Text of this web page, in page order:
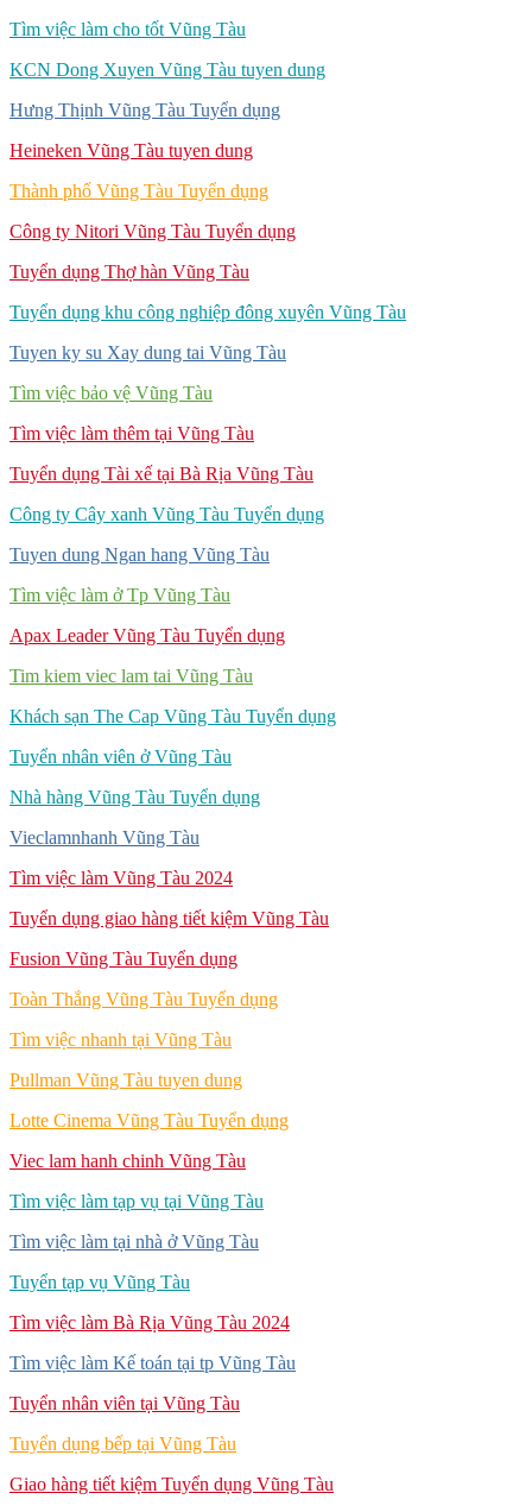
Tìm việc làm cho tốt Vũng Tàu
KCN Dong Xuyen Vũng Tàu tuyen dung
Hưng Thịnh Vũng Tàu Tuyển dụng
Heineken Vũng Tàu tuyen dung
Thành phố Vũng Tàu Tuyển dụng
Công ty Nitori Vũng Tàu Tuyển dụng
Tuyển dụng Thợ hàn Vũng Tàu
Tuyển dụng khu công nghiệp đông xuyên Vũng Tàu
Tuyen ky su Xay dung tai Vũng Tàu
Tìm việc bảo vệ Vũng Tàu
Tìm việc làm thêm tại Vũng Tàu
Tuyển dụng Tài xế tại Bà Rịa Vũng Tàu
Công ty Cây xanh Vũng Tàu Tuyển dụng
Tuyen dung Ngan hang Vũng Tàu
Tìm việc làm ở Tp Vũng Tàu
Apax Leader Vũng Tàu Tuyển dụng
Tim kiem viec lam tai Vũng Tàu
Khách sạn The Cap Vũng Tàu Tuyển dụng
Tuyển nhân viên ở Vũng Tàu
Nhà hàng Vũng Tàu Tuyển dụng
Vieclamnhanh Vũng Tàu
Tìm việc làm Vũng Tàu 2024
Tuyển dụng giao hàng tiết kiệm Vũng Tàu
Fusion Vũng Tàu Tuyển dụng
Toàn Thắng Vũng Tàu Tuyển dụng
Tìm việc nhanh tại Vũng Tàu
Pullman Vũng Tàu tuyen dung
Lotte Cinema Vũng Tàu Tuyển dụng
Viec lam hanh chinh Vũng Tàu
Tìm việc làm tạp vụ tại Vũng Tàu
Tìm việc làm tại nhà ở Vũng Tàu
Tuyển tạp vụ Vũng Tàu
Tìm việc làm Bà Rịa Vũng Tàu 2024
Tìm việc làm Kế toán tại tp Vũng Tàu
Tuyển nhân viên tại Vũng Tàu
Tuyển dụng bếp tại Vũng Tàu
Giao hàng tiết kiệm Tuyển dụng Vũng Tàu